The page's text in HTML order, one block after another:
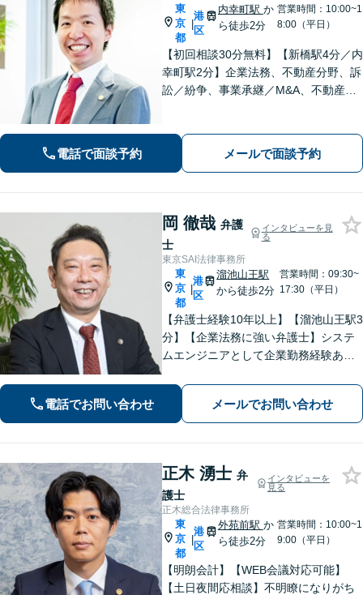
東
京
都
|
港
区
内幸町駅 か
ら徒歩2分
営業時間：10:00~1
8:00（平日）
【初回相談30分無料】【新橋駅4分／内
幸町駅2分】企業法務、不動産分野、訴
訟／紛争、事業承継／M&A、不動産相
運用会社へ出向経験あり】【ビデオ面
談可】【夜間休日相談可】
電話で面談予約 メールで面談予約
岡 徹哉 弁護
士
インタビューを見
る
東京SAI法律事務所
東
京
都
|
港
区
溜池山王駅
から徒歩2分
営業時間：09:30~
17:30（平日）
【弁護士経験10年以上】【溜池山王駅3
分】【企業法務に強い弁護士】システ
ムエンジニアとして企業勤務経験あ
事故】保険会社側として弁護経験があ
り、それを生かした交渉や訴訟に強み
があります【オンライン面談可】
電話でお問い合わせ メールでお問い合わせ
正木 湧士 弁
護士
インタビューを
見る
正木総合法律事務所
東
京
都
|
港
区
外苑前駅 か
ら徒歩2分
営業時間：10:00~1
9:00（平日）
【明朗会計】【WEB会議対応可能】
【土日夜間応相談】不明瞭になりがち